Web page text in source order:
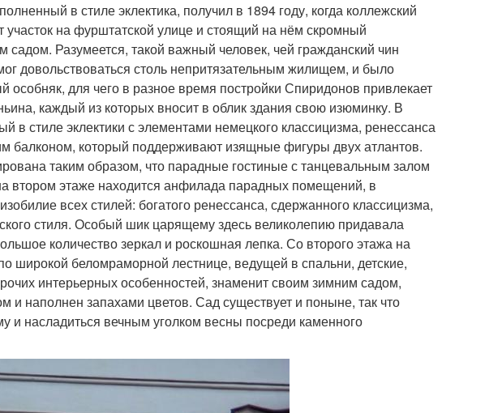
в стиле эклектика, получил в 1894 году, когда коллежский
на фурштатской улице и стоящий на нём скромный
Разумеется, такой важный человек, чей гражданский чин
довольствоваться столь непритязательным жилищем, и было
особняк, для чего в разное время постройки Спиридонов привлекает
каждый из которых вносит в облик здания свою изюминку. В
в стиле эклектики с элементами немецкого классицизма, ренессанса
балконом, который поддерживают изящные фигуры двух атлантов.
таким образом, что парадные гостиные с танцевальным залом
втором этаже находится анфилада парадных помещений, в
всех стилей: богатого ренессанса, сдержанного классицизма,
стиля. Особый шик царящему здесь великолепию придавала
количество зеркал и роскошная лепка. Со второго этажа на
широкой беломраморной лестнице, ведущей в спальни, детские,
интерьерных особенностей, знаменит своим зимним садом,
и наполнен запахами цветов. Сад существует и поныне, так что
и насладиться вечным уголком весны посреди каменного